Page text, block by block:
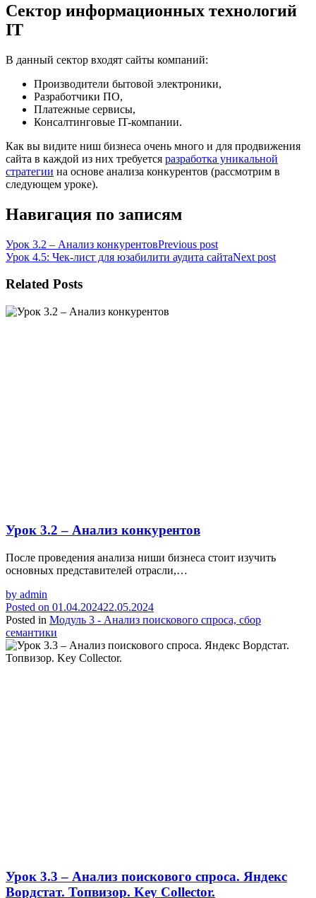
Сектор информационных технологий
IT
В данный сектор входят сайты компаний:
Производители бытовой электроники,
Разработчики ПО,
Платежные сервисы,
Консалтинговые IT-компании.
Как вы видите ниш бизнеса очень много и для продвижения
сайта в каждой из них требуется разработка уникальной
стратегии на основе анализа конкурентов (рассмотрим в
следующем уроке).
Навигация по записям
Урок 3.2 – Анализ конкурентовPrevious post
Урок 4.5: Чек-лист для юзабилити аудита сайтаNext post
Related Posts
Урок 3.2 – Анализ конкурентов
После проведения анализа ниши бизнеса стоит изучить
основных представителей отрасли,…
by admin
Posted on 01.04.202422.05.2024
Posted in Модуль 3 - Анализ поискового спроса, сбор
семантики
Урок 3.3 – Анализ поискового спроса. Яндекс
Вордстат. Топвизор. Key Collector.